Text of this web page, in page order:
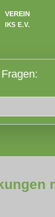
VEREIN
IKS E.V.